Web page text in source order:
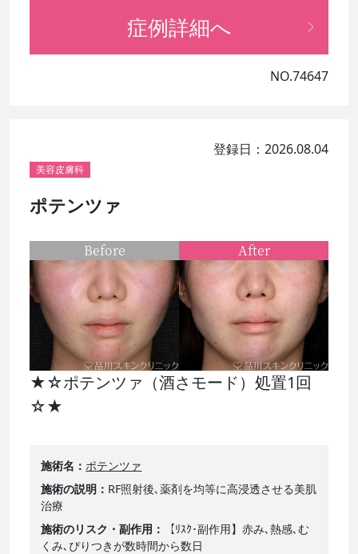
症例詳細へ
NO.74647
登録日：2026.08.04
美容皮膚科
ポテンツァ
★☆ポテンツァ（酒さモード）処置1回
☆★
施術名
ポテンツァ
施術の説明
RF照射後､薬剤を均等に高浸透させる美肌
治療
施術のリスク・副作用
【ﾘｽｸ･副作用】赤み､熱感､む
くみ､ぴりつきが数時間から数日
Before After